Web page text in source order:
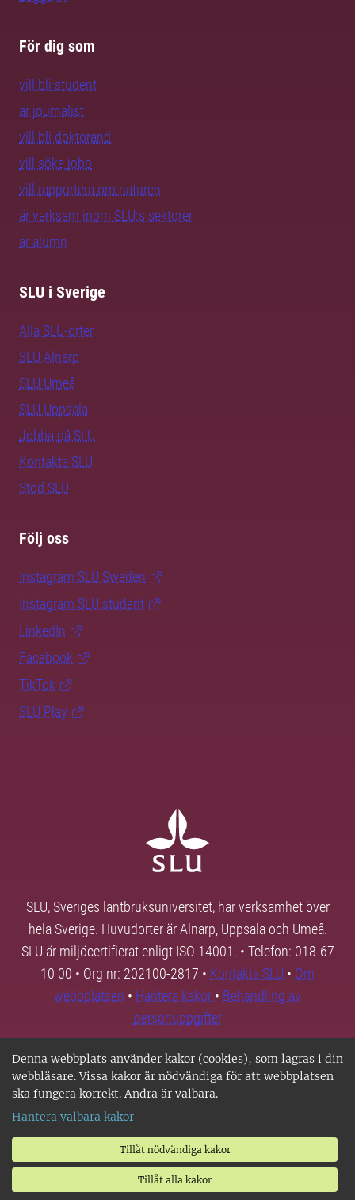
Denna webbplats använder kakor (cookies), som lagras i din
webbläsare. Vissa kakor är nödvändiga för att webbplatsen
ska fungera korrekt. Andra är valbara.
Hantera valbara kakor
Tillåt nödvändiga kakor
Tillåt alla kakor
För dig som
vill bli student
är journalist
vill bli doktorand
vill söka jobb
vill rapportera om naturen
är verksam inom SLU:s sektorer
är alumn
SLU i Sverige
Alla SLU-orter
SLU Alnarp
SLU Umeå
SLU Uppsala
Jobba på SLU
Kontakta SLU
Stöd SLU
Följ oss
Instagram SLU.Sweden
Instagram SLU.student
LinkedIn
Facebook
TikTok
SLU Play
SLU, Sveriges lantbruksuniversitet, har verksamhet över
hela Sverige. Huvudorter är Alnarp, Uppsala och Umeå.
SLU är miljöcertifierat enligt ISO 14001. • Telefon: 018-67
10 00 • Org nr: 202100-2817 • Kontakta SLU • Om
webbplatsen • Hantera kakor • Behandling av
personuppgifter